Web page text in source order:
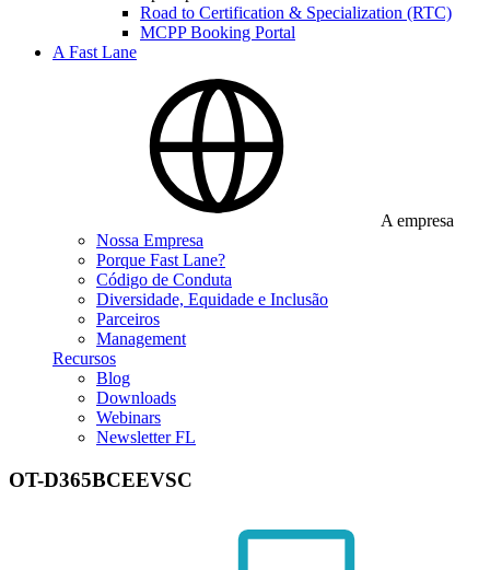
Road to Certification & Specialization (RTC)
MCPP Booking Portal
A Fast Lane
A empresa
Nossa Empresa
Porque Fast Lane?
Código de Conduta
Diversidade, Equidade e Inclusão
Parceiros
Management
Recursos
Blog
Downloads
Webinars
Newsletter FL
OT-D365BCEEVSC